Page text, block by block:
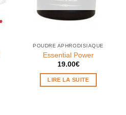
POUDRE APHRODISIAQUE
Essential Power
19.00€
LIRE LA SUITE